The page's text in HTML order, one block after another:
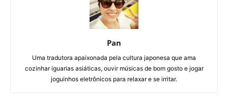
Pan
Uma tradutora apaixonada pela cultura japonesa que ama
cozinhar iguarias asiáticas, ouvir músicas de bom gosto e jogar
joguinhos eletrônicos para relaxar e se irritar.